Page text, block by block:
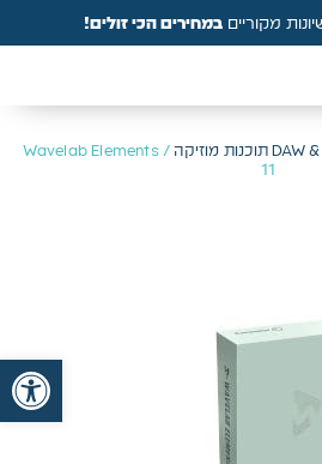
מקורייםבמחירים הכי זולים!
DAW
/ Wavelab Elements
11